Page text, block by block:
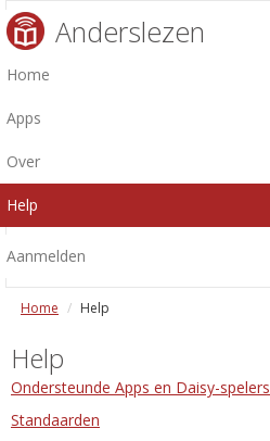
Anderslezen
Home
Apps
Over
Help
Aanmelden
Home Help
Help
Ondersteunde Apps en Daisy-spelers
Standaarden